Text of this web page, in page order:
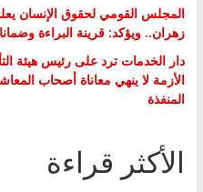
المجلس القومي لحقوق الإنسان
زهران.. ويؤكد: قرينة البراءة
دار الخدمات ترد على رئيس هيئة
الأزمة لا ينهي معاناة أصحاب
المنفذة
الأكثر قراءة